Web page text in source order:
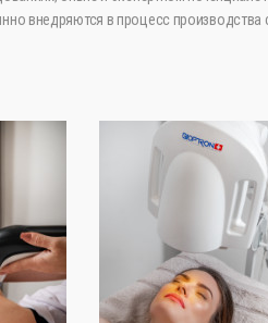
внедряются в процесс